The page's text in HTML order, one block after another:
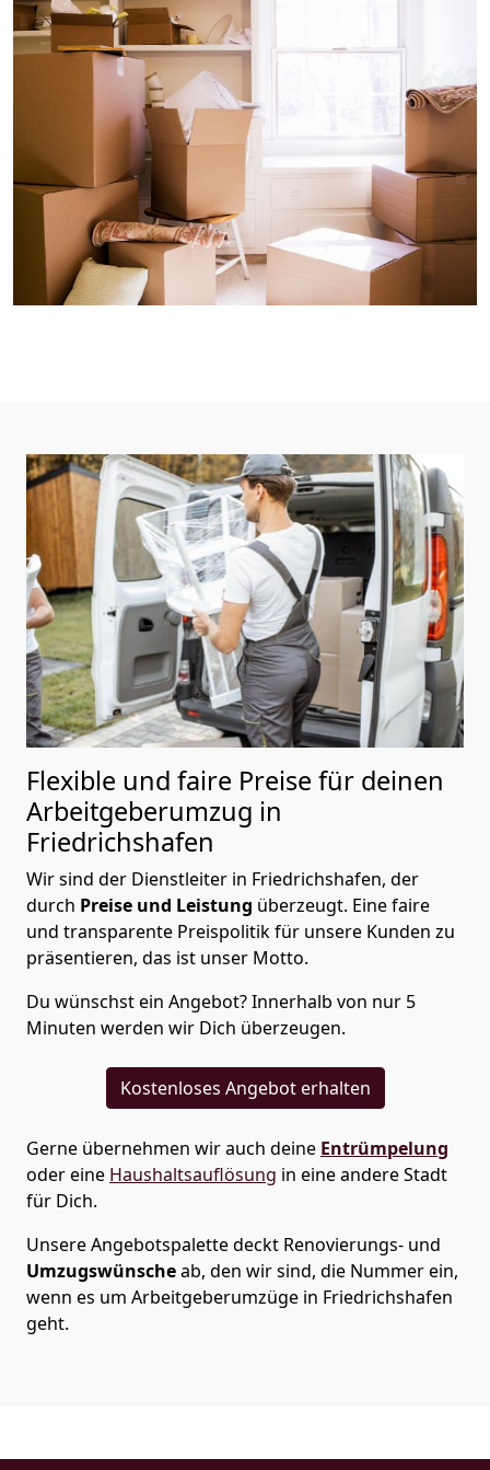
Flexible und faire Preise für deinen
Arbeitgeberumzug in
Friedrichshafen
Wir sind der Dienstleiter in Friedrichshafen, der
durch Preise und Leistung überzeugt. Eine faire
und transparente Preispolitik für unsere Kunden zu
präsentieren, das ist unser Motto.
Du wünschst ein Angebot? Innerhalb von nur 5
Minuten werden wir Dich überzeugen.
Kostenloses Angebot erhalten
Gerne übernehmen wir auch deine Entrümpelung
oder eine Haushaltsauflösung in eine andere Stadt
für Dich.
Unsere Angebotspalette deckt Renovierungs- und
Umzugswünscheab, den wir sind, die Nummer ein,
wenn es um Arbeitgeberumzüge in Friedrichshafen
geht.